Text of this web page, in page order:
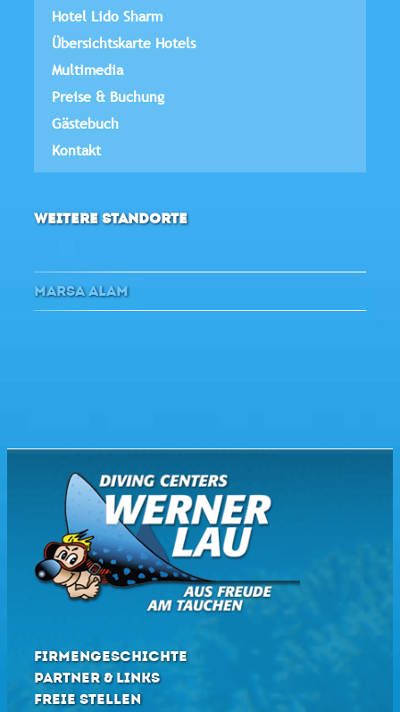
Hotel Lido Sharm
Übersichtskarte Hotels
Multimedia
Preise & Buchung
Gästebuch
Kontakt
WEITERE STANDORTE
MARSA ALAM
FIRMENGESCHICHTE
PARTNER & LINKS
FREIE STELLEN